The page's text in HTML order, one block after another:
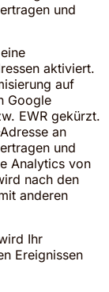
und
aktiviert.
auf
Google
EWR gekürzt.
an
und
Analytics von
nach den
anderen
Ihr
Ereignissen